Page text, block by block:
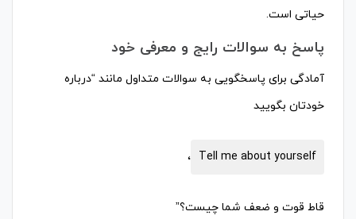
حیاتی است.
پاسخ به سوالات رایج و معرفی خود
آمادگی برای پاسخگویی به سوالات متداول مانند “درباره
خودتان بگویید
Tell me about yourself ،
قاط قوت و ضعف شما چیست؟”